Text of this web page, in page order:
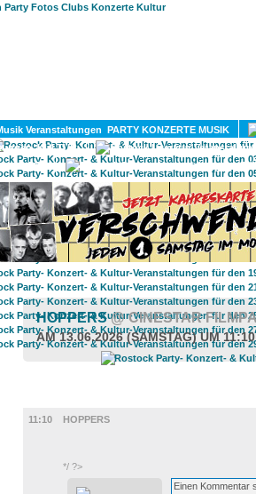
PARTY KONZERTE MUSIK
KULTUR
GAY
HOPPERS@ CINESTAR
AM 13.06.2026 (SAMSTAG) UM
11:10
HOPPERS
*/ ?>